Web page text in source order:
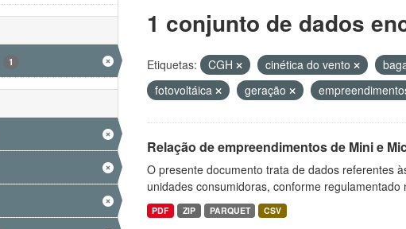
1
1 conjunto de dados
Etiquetas: CGH cinética do vento
fotovoltáica
geração
Relação de empreendimentos de Mini e
O presente documento trata de dados referentes
unidades consumidoras, conforme regulamentado
PDF ZIP PARQUET CSV